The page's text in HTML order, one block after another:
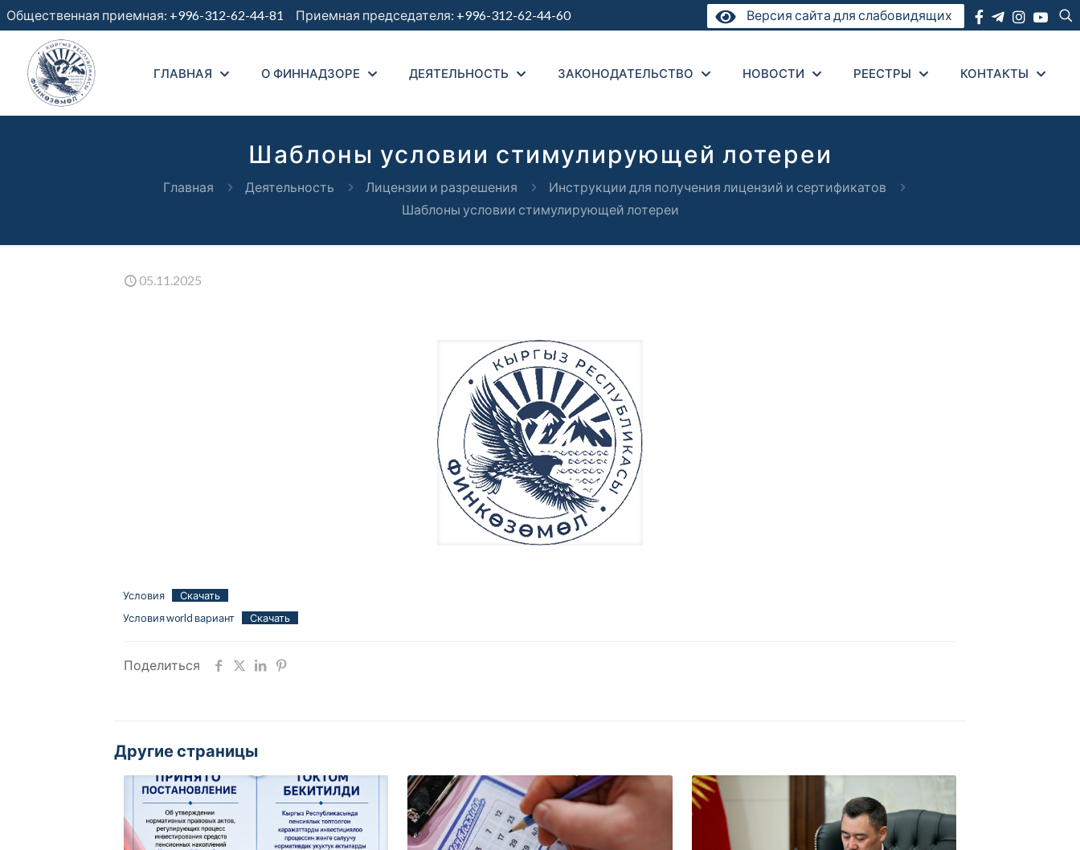
Общественная приемная: +996-312-62-44-81 Приемная председателя: +996-312-62-44-60 Версия сайта для слабовидящих
ГЛАВНАЯ О ФИННАДЗОРЕ ДЕЯТЕЛЬНОСТЬ ЗАКОНОДАТЕЛЬСТВО НОВОСТИ РЕЕСТРЫ КОНТАКТЫ
Шаблоны условии стимулирующей лотереи
Главная Деятельность Лицензии и разрешения
Инструкции для получения лицензий и сертификатов
Шаблоны условии стимулирующей лотереи
05.11.2025
Условия
Скачать
Условия world вариант
Скачать
Поделиться
Другие страницы